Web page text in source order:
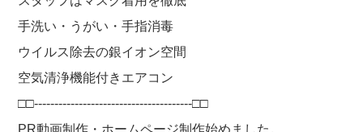
手洗い・うがい・手指消毒
ウイルス除去の銀イオン空間
空気清浄機能付きエアコン
□□---------------------------------------□□
PR動画制作・ホームページ制作始めました。